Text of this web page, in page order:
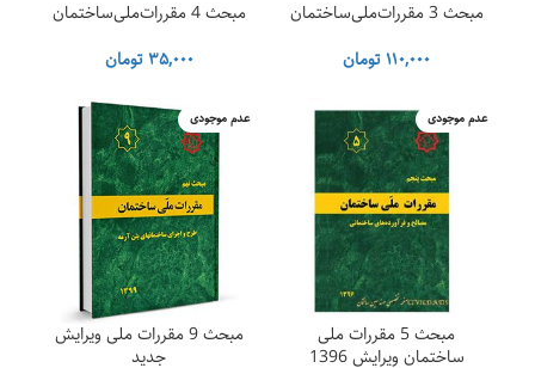
مبحث 3 مقررات‌ملی‌ساختمان
۱۱۰,۰۰۰تومان
مبحث 4 مقررات‌ملی‌ساختمان
۳۵,۰۰۰تومان
عدم موجودی
مبحث 5 مقررات ملی
ساختمان ویرایش 1396
عدم موجودی
مبحث 9 مقررات ملی ویرایش
جدید